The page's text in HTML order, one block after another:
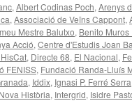
, Albert Codinas Poch, Arenys
, Associació de Veïns Cappont,
Mestre Balutxo, Benito Muros
Acció, Centre d'Estudis Joan
, Directe 68, El Nacional,
FENISS, Fundació Randa-Lluís
, Iddix, Ignasi P. Ferré Serra
Història, Intergrid, Isidre